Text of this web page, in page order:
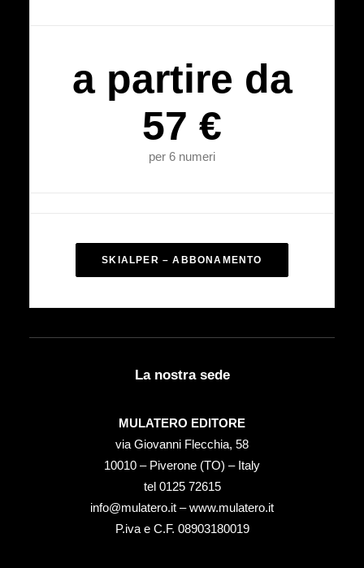
a partire da
57 €
per 6 numeri
SKIALPER – ABBONAMENTO
La nostra sede
MULATERO EDITORE
via Giovanni Flecchia, 58
10010 – Piverone (TO) – Italy
tel ‭0125 72615‬
info@mulatero.it –www.mulatero.it
P.iva e C.F. 08903180019